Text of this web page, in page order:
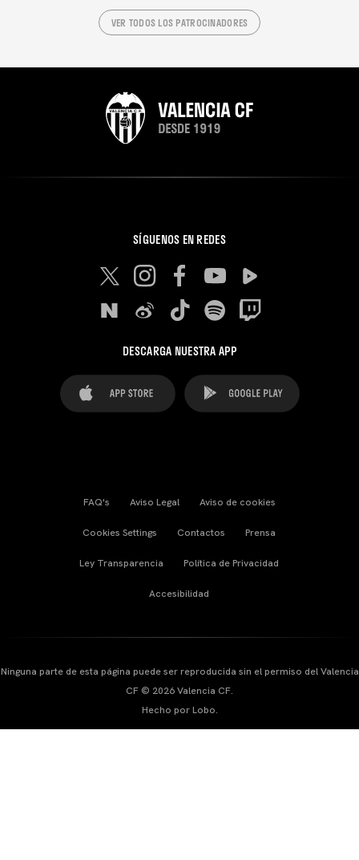
VER TODOS LOS PATROCINADORES
SÍGUENOS EN REDES
DESCARGA NUESTRA APP
FAQ's Aviso Legal Aviso de cookies
Cookies Settings Contactos Prensa
Ley Transparencia Política de Privacidad
Accesibilidad
Ninguna parte de esta página puede ser reproducida sin el permiso del Valencia
CF © 2026 Valencia CF.
Hecho por Lobo.